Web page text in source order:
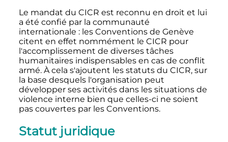
Le mandat du CICR est reconnu en droit et lui
a été confié par la communauté
internationale : les Conventions de Genève
citent en effet nommément le CICR pour
l'accomplissement de diverses tâches
humanitaires indispensables en cas de conflit
armé. À cela s'ajoutent les statuts du CICR, sur
la base desquels l'organisation peut
développer ses activités dans les situations de
violence interne bien que celles-ci ne soient
pas couvertes par les Conventions.
Statut juridique